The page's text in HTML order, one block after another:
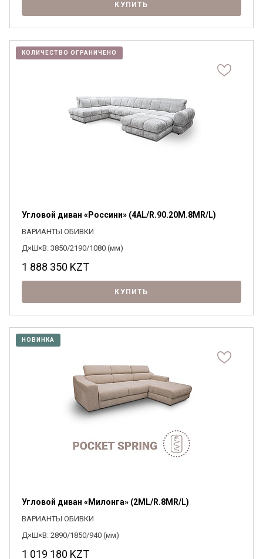
КУПИТЬ
КОЛИЧЕСТВО ОГРАНИЧЕНО
Угловой диван «Россини» (4АL/R.90.20М.8МR/L)
ВАРИАНТЫ ОБИВКИ
Д×Ш×В: 3850/2190/1080 (мм)
1 888 350 KZT
КУПИТЬ
НОВИНКА
Угловой диван «Милонга» (2ML/R.8MR/L)
ВАРИАНТЫ ОБИВКИ
Д×Ш×В: 2890/1850/940 (мм)
1 019 180 KZT